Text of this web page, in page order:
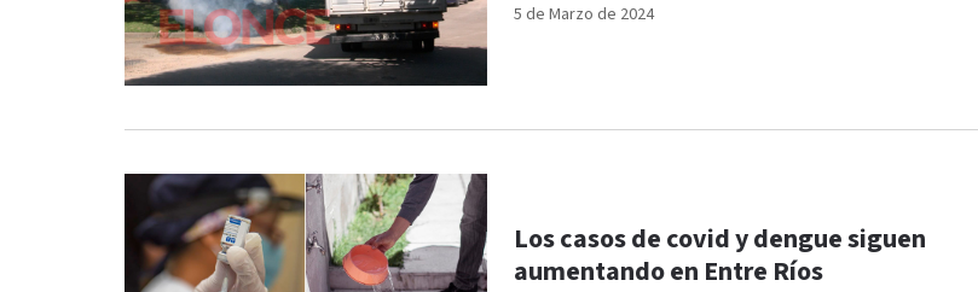
5 de Marzo de 2024
Los casos de covid y dengue siguen
aumentando en Entre Ríos